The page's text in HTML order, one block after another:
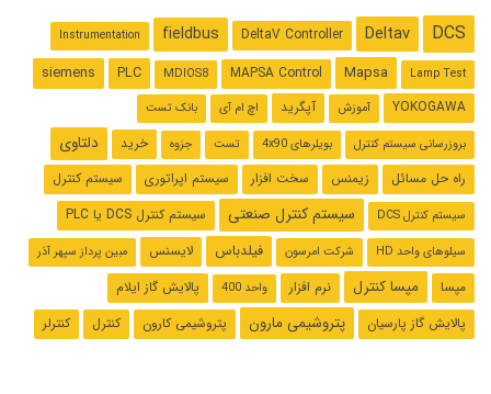
DCS
Deltav
DeltaV Controller
fieldbus
Instrumentation
Lamp Test
Mapsa
MAPSA Control
MDIOS8
PLC
siemens
YOKOGAWA آموزش آپگرید اچ ام آی
بانک تست
بروزرسانی سیستم کنترل
بویلرهای 4x90 تست جزوه خرید دلتاوی
راه حل مسائل زیمنس سخت افزار سیستم اپراتوری سیستم کنترل
سیستم کنترل DCS سیستم کنترل صنعتی سیستم کنترل ‌DCS یا PLC
سیلوهای واحد HD شرکت امرسون فیلدباس لایسنس مبین پرداز سپهر آذر
مپسا مپسا کنترل نرم افزار واحد 400
پالایش گاز ایلام
پالایش گاز پارسیان
پتروشیمی مارون پتروشیمی کارون کنترل کنترلر